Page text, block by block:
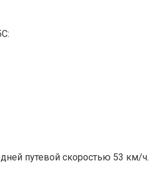
путевой скоростью 53 км/ч.